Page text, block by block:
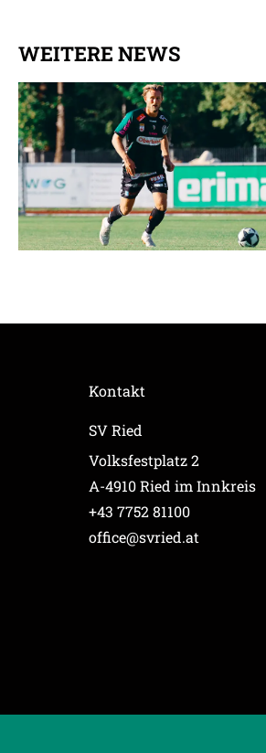
WEITERE NEWS
Kontakt
SV Ried
Volksfestplatz 2
A-4910 Ried im Innkreis
+43 7752 81100
office@svried.at